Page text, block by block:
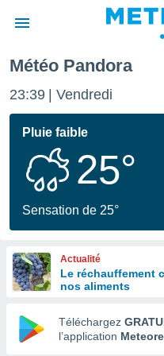
de
par
en
Météo Pandora
23:39 Vendredi
Pluie faible
25°
Sensation de 25°
Actualité
Le réchauffement
nos aliments
Téléchargez
l’application